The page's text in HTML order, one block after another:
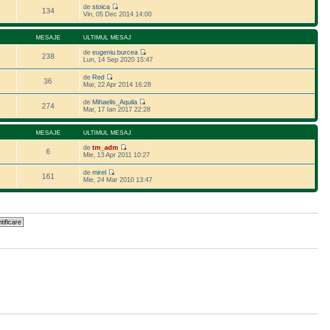
134 destoica
Vin, 05 Dec 2014 14:00
MESAJE ULTIMUL MESAJ
238 deeugeniu.burcea
Lun, 14 Sep 2020 15:47
36 de Red
Mar, 22 Apr 2014 16:28
274 de Mihaelis_Aquila
Mar, 17 Ian 2017 22:28
MESAJE ULTIMUL MESAJ
6 detm_adm
Mie, 13 Apr 2011 10:27
161 demirel
Mie, 24 Mar 2010 13:47